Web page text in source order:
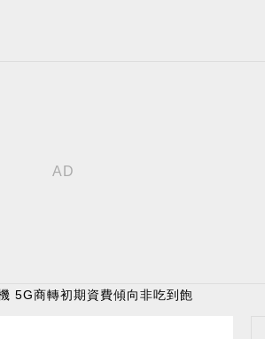
5G商轉初期資費傾向非吃到飽